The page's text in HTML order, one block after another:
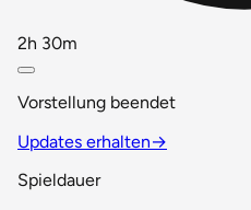
2h 30m
Vorstellung beendet
Updates erhalten→
Spieldauer